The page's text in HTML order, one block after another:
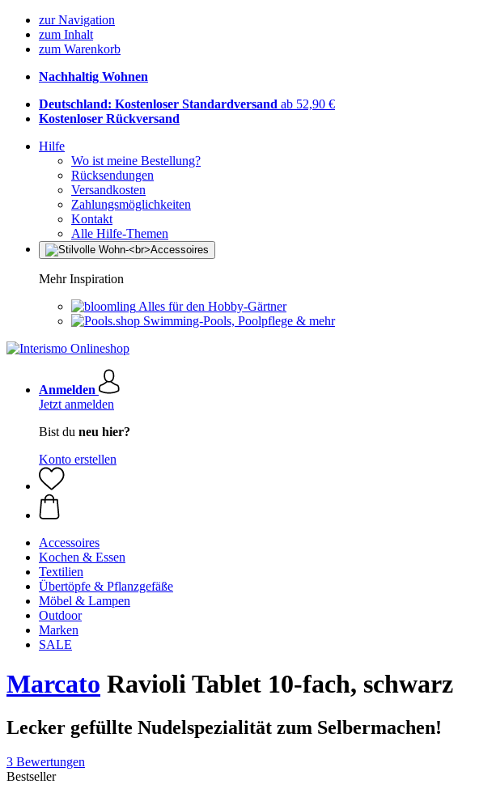
zur Navigation
zum Inhalt
zum Warenkorb
Nachhaltig Wohnen
Deutschland: Kostenloser Standardversand ab 52,90 €
Kostenloser Rückversand
Hilfe
Wo ist meine Bestellung?
Rücksendungen
Versandkosten
Zahlungsmöglichkeiten
Kontakt
Alle Hilfe-Themen
Mehr Inspiration
Alles für den Hobby-Gärtner
Swimming-Pools, Poolpflege & mehr
Anmelden
Jetzt anmelden
Bist du neu hier?
Konto erstellen
Accessoires
Kochen & Essen
Textilien
Übertöpfe & Pflanzgefäße
Möbel & Lampen
Outdoor
Marken
SALE
Marcato Ravioli Tablet 10-fach, schwarz
Lecker gefüllte Nudelspezialität zum Selbermachen!
3 Bewertungen
Bestseller